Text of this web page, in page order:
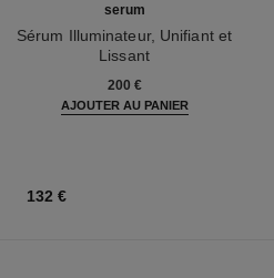
serum
Sérum Illuminateur, Unifiant et
Lissant
200 €
AJOUTER AU PANIER
132 €